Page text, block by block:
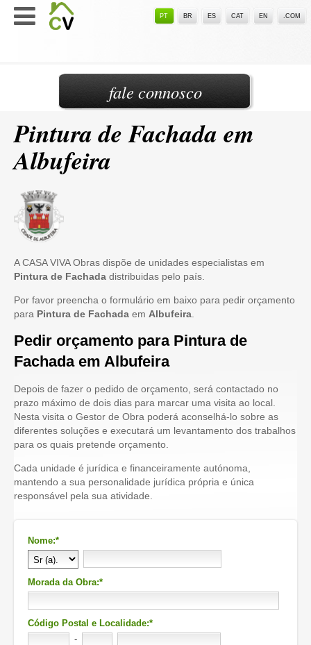
PT BR ES CAT EN .COM
Pintura de Fachada em
Albufeira
A CASA VIVA Obras dispõe de unidades especialistas em
Pintura de Fachada distribuidas pelo país.
Por favor preencha o formulário em baixo para pedir orçamento
para Pintura de Fachada em Albufeira
Pedir orçamento para Pintura de
Fachada em Albufeira
Depois de fazer o pedido de orçamento, será contactado no
prazo máximo de dois dias para marcar uma visita ao local.
Nesta visita o Gestor de Obra poderá aconselhá-lo sobre as
diferentes soluções e executará um levantamento dos trabalhos
para os quais pretende orçamento.
Cada unidade é jurídica e financeiramente autónoma,
mantendo a sua personalidade jurídica própria e única
responsável pela sua atividade.
Nome:*
Morada da Obra:*
Código Postal e Localidade:*
-
fale connosco